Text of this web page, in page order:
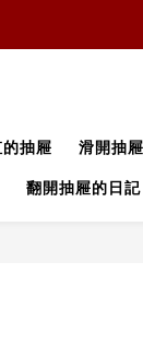
抽屜 滑開抽屜
翻開抽屜的日記